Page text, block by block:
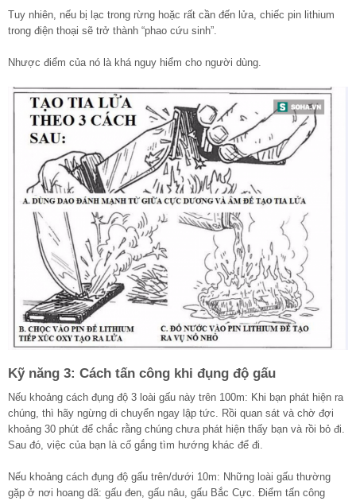
Tuy nhiên, nếu bị lạc trong rừng hoặc rất cần đến lửa, chiếc pin lithium
trong điện thoại sẽ trở thành “phao cứu sinh”.
Nhược điểm của nó là khá nguy hiểm cho người dùng.
Kỹ năng 3: Cách tấn công khi đụng độ gấu
Nếu khoảng cách đụng độ 3 loài gấu này trên 100m: Khi bạn phát hiện ra
chúng, thì hãy ngừng di chuyển ngay lập tức. Rồi quan sát và chờ đợi
khoảng 30 phút để chắc rằng chúng chưa phát hiện thấy bạn và rồi bỏ đi.
Sau đó, việc của bạn là cố gắng tìm hướng khác để đi.
Nếu khoảng cách đụng độ gấu trên/dưới 10m: Những loài gấu thường
gặp ở nơi hoang dã: gấu đen, gấu nâu, gấu Bắc Cực. Điểm tấn công